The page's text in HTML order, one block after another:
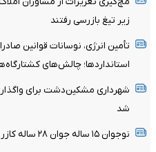
زیر تیغ بازرسی رفتند
تأمین انرژی، نوسانات قوانین
استانداردها؛ چالش‌های
شهرداری مشکین‌دشت برای
شد
نوجوان ۱۵ ساله جوان ۲۸ ساله کازرونی را به قتل رساند